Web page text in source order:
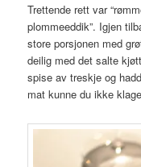
Trettende rett var
plommeeddik”. Igjen
store porsjonen med
deilig med det salte
spise av treskje og
mat kunne du ikke